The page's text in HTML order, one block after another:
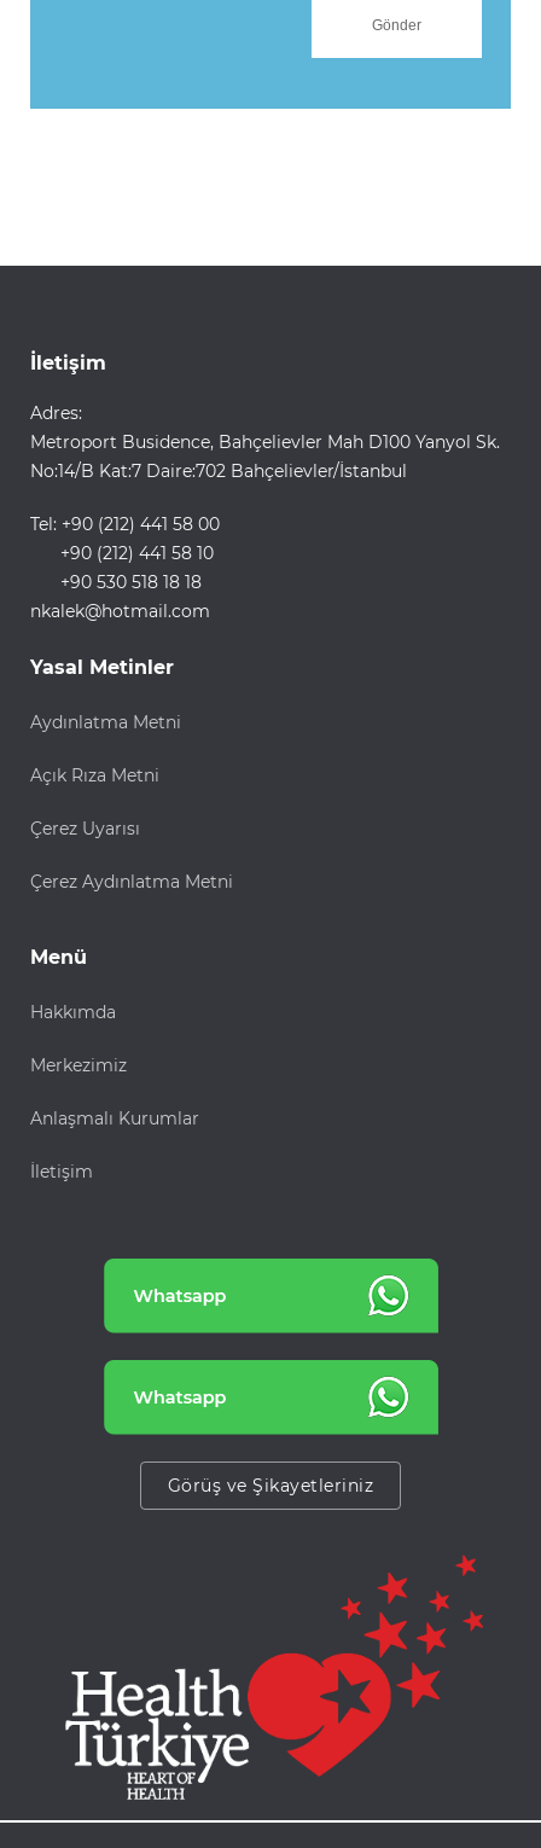
İletişim
Adres:
Metroport Busidence, Bahçelievler Mah D100 Yanyol Sk.
No:14/B Kat:7 Daire:702 Bahçelievler/İstanbul
Tel: +90 (212) 441 58 00
+90 (212) 441 58 10
+90 530 518 18 18
nkalek@hotmail.com
Yasal Metinler
Aydınlatma Metni
Açık Rıza Metni
Çerez Uyarısı
Çerez Aydınlatma Metni
Menü
Hakkımda
Merkezimiz
Anlaşmalı Kurumlar
İletişim
Görüş ve Şikayetleriniz